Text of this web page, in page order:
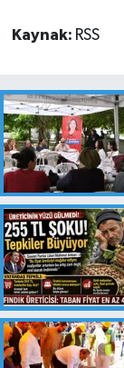
Kaynak: RSS